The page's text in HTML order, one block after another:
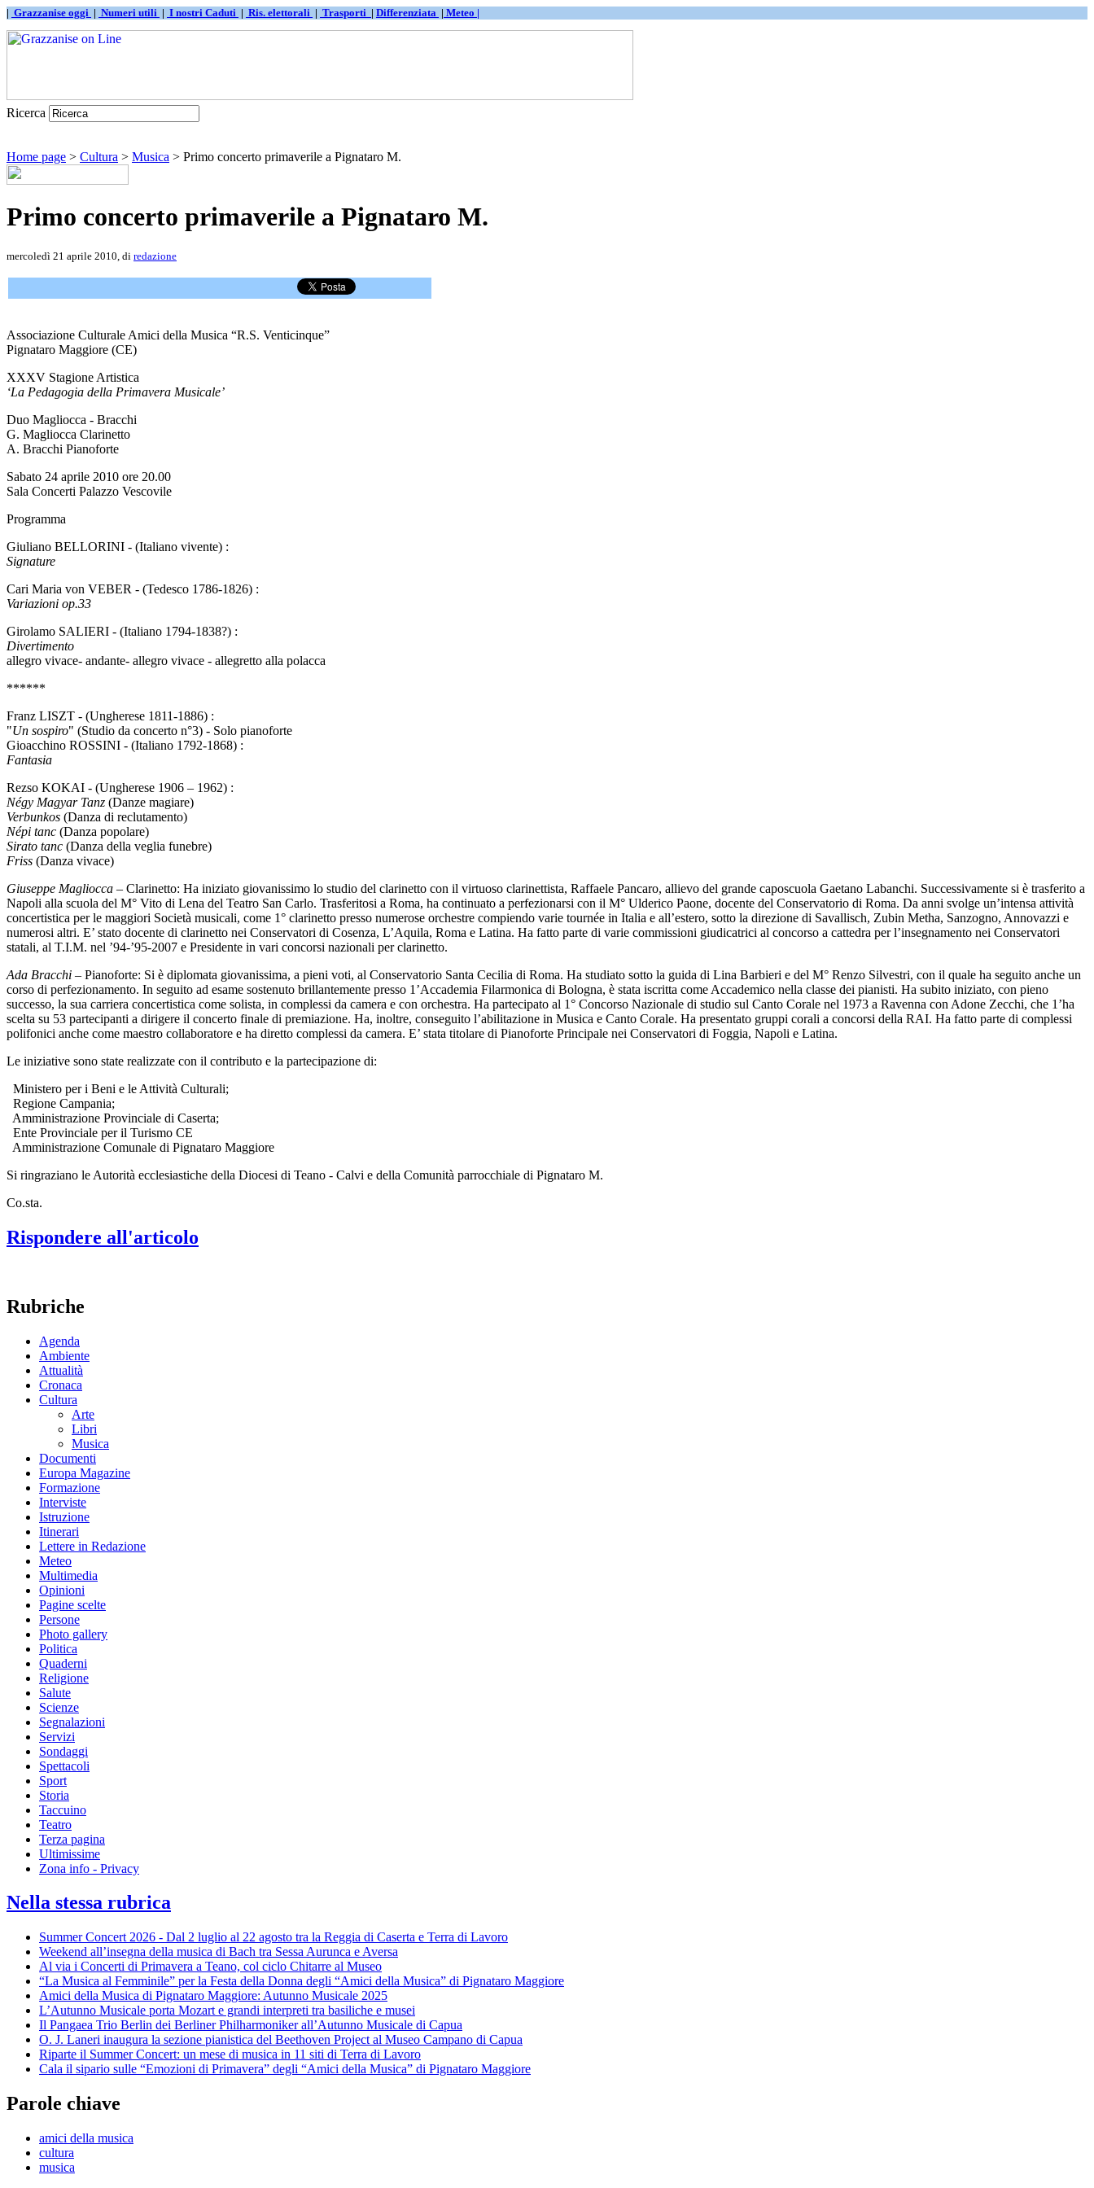
| Grazzanise oggi | Numeri utili | I nostri Caduti | Ris. elettorali | Trasporti | Differenziata | Meteo |
Ricerca
Home page > Cultura > Musica > Primo concerto primaverile a Pignataro M.
Primo concerto primaverile a Pignataro M.
mercoledì 21 aprile 2010, di redazione
Associazione Culturale Amici della Musica “R.S. Venticinque”
Pignataro Maggiore (CE)
XXXV Stagione Artistica
‘La Pedagogia della Primavera Musicale’
Duo Magliocca - Bracchi
G. Magliocca Clarinetto
A. Bracchi Pianoforte
Sabato 24 aprile 2010 ore 20.00
Sala Concerti Palazzo Vescovile
Programma
Giuliano BELLORINI - (Italiano vivente) :
Signature
Cari Maria von VEBER - (Tedesco 1786-1826) :
Variazioni op.33
Girolamo SALIERI - (Italiano 1794-1838?) :
Divertimento
allegro vivace- andante- allegro vivace - allegretto alla polacca
******
Franz LISZT - (Ungherese 1811-1886) :
"Un sospiro" (Studio da concerto n°3) - Solo pianoforte
Gioacchino ROSSINI - (Italiano 1792-1868) :
Fantasia
Rezso KOKAI - (Ungherese 1906 – 1962) :
Négy Magyar Tanz (Danze magiare)
Verbunkos (Danza di reclutamento)
Népi tanc (Danza popolare)
Sirato tanc (Danza della veglia funebre)
Friss (Danza vivace)
Giuseppe Magliocca – Clarinetto: Ha iniziato giovanissimo lo studio del clarinetto con il virtuoso clarinettista, Raffaele Pancaro, allievo del grande caposcuola Gaetano Labanchi. Successivamente si è trasferito a
Napoli alla scuola del M° Vito di Lena del Teatro San Carlo. Trasferitosi a Roma, ha continuato a perfezionarsi con il M° Ulderico Paone, docente del Conservatorio di Roma. Da anni svolge un’intensa attività
concertistica per le maggiori Società musicali, come 1° clarinetto presso numerose orchestre compiendo varie tournée in Italia e all’estero, sotto la direzione di Savallisch, Zubin Metha, Sanzogno, Annovazzi e
numerosi altri. E’ stato docente di clarinetto nei Conservatori di Cosenza, L’Aquila, Roma e Latina. Ha fatto parte di varie commissioni giudicatrici al concorso a cattedra per l’insegnamento nei Conservatori
statali, al T.I.M. nel ’94-’95-2007 e Presidente in vari concorsi nazionali per clarinetto.
Ada Bracchi – Pianoforte: Si è diplomata giovanissima, a pieni voti, al Conservatorio Santa Cecilia di Roma. Ha studiato sotto la guida di Lina Barbieri e del M° Renzo Silvestri, con il quale ha seguito anche un
corso di perfezionamento. In seguito ad esame sostenuto brillantemente presso 1’Accademia Filarmonica di Bologna, è stata iscritta come Accademico nella classe dei pianisti. Ha subito iniziato, con pieno
successo, la sua carriera concertistica come solista, in complessi da camera e con orchestra. Ha partecipato al 1° Concorso Nazionale di studio sul Canto Corale nel 1973 a Ravenna con Adone Zecchi, che 1’ha
scelta su 53 partecipanti a dirigere il concerto finale di premiazione. Ha, inoltre, conseguito l’abilitazione in Musica e Canto Corale. Ha presentato gruppi corali a concorsi della RAI. Ha fatto parte di complessi
polifonici anche come maestro collaboratore e ha diretto complessi da camera. E’ stata titolare di Pianoforte Principale nei Conservatori di Foggia, Napoli e Latina.
Le iniziative sono state realizzate con il contributo e la partecipazione di:
Ministero per i Beni e le Attività Culturali;
Regione Campania;
Amministrazione Provinciale di Caserta;
Ente Provinciale per il Turismo CE
Amministrazione Comunale di Pignataro Maggiore
Si ringraziano le Autorità ecclesiastiche della Diocesi di Teano - Calvi e della Comunità parrocchiale di Pignataro M.
Co.sta.
Rispondere all'articolo
Rubriche
Agenda
Ambiente
Attualità
Cronaca
Cultura
Arte
Libri
Musica
Documenti
Europa Magazine
Formazione
Interviste
Istruzione
Itinerari
Lettere in Redazione
Meteo
Multimedia
Opinioni
Pagine scelte
Persone
Photo gallery
Politica
Quaderni
Religione
Salute
Scienze
Segnalazioni
Servizi
Sondaggi
Spettacoli
Sport
Storia
Taccuino
Teatro
Terza pagina
Ultimissime
Zona info - Privacy
Nella stessa rubrica
Summer Concert 2026 - Dal 2 luglio al 22 agosto tra la Reggia di Caserta e Terra di Lavoro
Weekend all’insegna della musica di Bach tra Sessa Aurunca e Aversa
Al via i Concerti di Primavera a Teano, col ciclo Chitarre al Museo
“La Musica al Femminile” per la Festa della Donna degli “Amici della Musica” di Pignataro Maggiore
Amici della Musica di Pignataro Maggiore: Autunno Musicale 2025
L’Autunno Musicale porta Mozart e grandi interpreti tra basiliche e musei
Il Pangaea Trio Berlin dei Berliner Philharmoniker all’Autunno Musicale di Capua
O. J. Laneri inaugura la sezione pianistica del Beethoven Project al Museo Campano di Capua
Riparte il Summer Concert: un mese di musica in 11 siti di Terra di Lavoro
Cala il sipario sulle “Emozioni di Primavera” degli “Amici della Musica” di Pignataro Maggiore
Parole chiave
amici della musica
cultura
musica